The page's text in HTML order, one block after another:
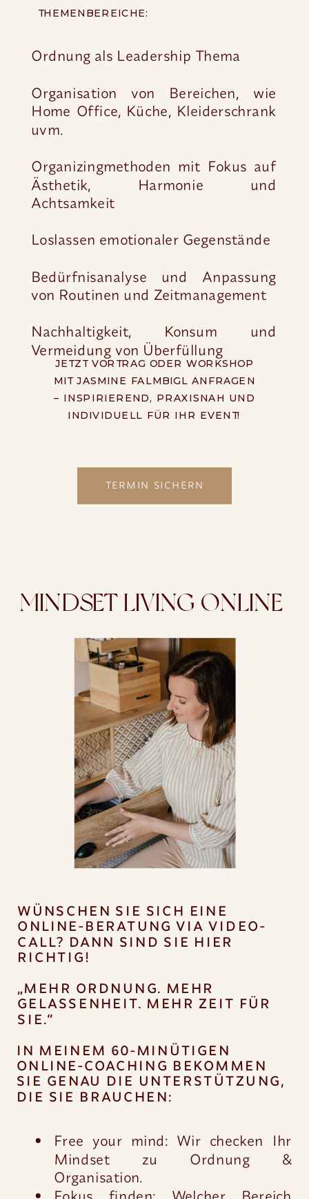
TERMIN SICHERN
Ordnung als Leadership Thema
Organisation von Bereichen, wie
Home Office, Küche, Kleiderschrank
uvm.
Organizingmethoden mit Fokus auf
Ästhetik, Harmonie und
Achtsamkeit
Loslassen emotionaler Gegenstände
Bedürfnisanalyse und Anpassung
von Routinen und Zeitmanagement
Nachhaltigkeit, Konsum und
Vermeidung von Überfüllung
THEMENBEREICHE:
JETZT VORTRAG ODER WORKSHOP
MIT JASMINE FALMBIGL ANFRAGEN
– INSPIRIEREND, PRAXISNAH UND
INDIVIDUELL FÜR IHR EVENT!
WÜNSCHEN SIE SICH EINE
ONLINE-BERATUNG VIA VIDEO-
CALL? DANN SIND SIE HIER
RICHTIG!
„MEHR ORDNUNG. MEHR
GELASSENHEIT. MEHR ZEIT FÜR
SIE.“
MINDSET LIVING ONLINE
Free your mind: Wir checken Ihr
Mindset zu Ordnung &
Organisation.
IN MEINEM 60-MINÜTIGEN
ONLINE-COACHING BEKOMMEN
SIE GENAU DIE UNTERSTÜTZUNG,
DIE SIE BRAUCHEN: